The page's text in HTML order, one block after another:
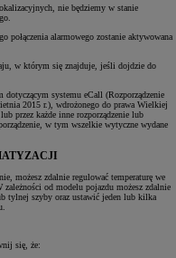
nie będziemy w stanie
połączenia alarmowego zostanie aktywowana
w którym się znajduje, jeśli dojdzie do
dotyczącym systemu eCall (Rozporządzenie
2015 r.), wdrożonego do prawa Wielkiej
przez każde inne rozporządzenie lub
w tym wszelkie wytyczne wydane
możesz zdalnie regulować temperaturę we
od modelu pojazdu możesz zdalnie
tylnej szyby oraz ustawić jeden lub kilka
się, że: